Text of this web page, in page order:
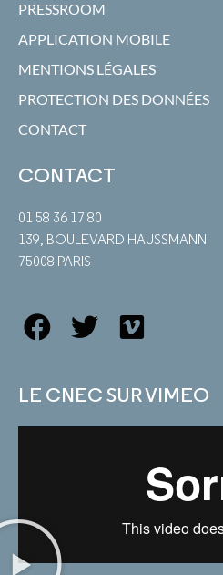
PRESSROOM
APPLICATION MOBILE
MENTIONS LÉGALES
PROTECTION DES DONNÉES
CONTACT
CONTACT
01 58 36 17 80
139, BOULEVARD HAUSSMANN
75008 PARIS
LE CNEC SUR VIMEO